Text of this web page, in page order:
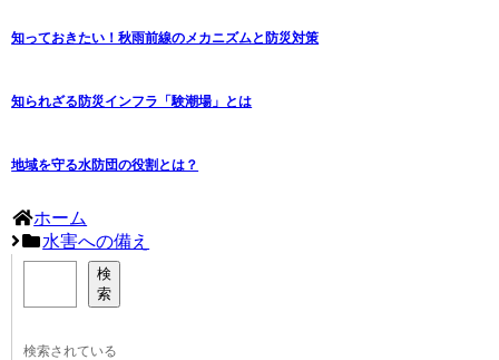
知っておきたい！秋雨前線のメカニズムと防災対策
知られざる防災インフラ「験潮場」とは
地域を守る水防団の役割とは？
ホーム
水害への備え
検
索
検索されている